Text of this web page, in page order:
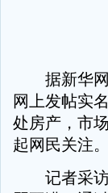
据新华网
网上发帖实
处房产，市
起网民关注。
记者采访